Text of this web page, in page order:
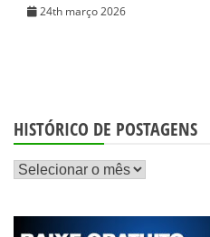
24th março 2026
HISTÓRICO DE POSTAGENS
Histórico
postagens